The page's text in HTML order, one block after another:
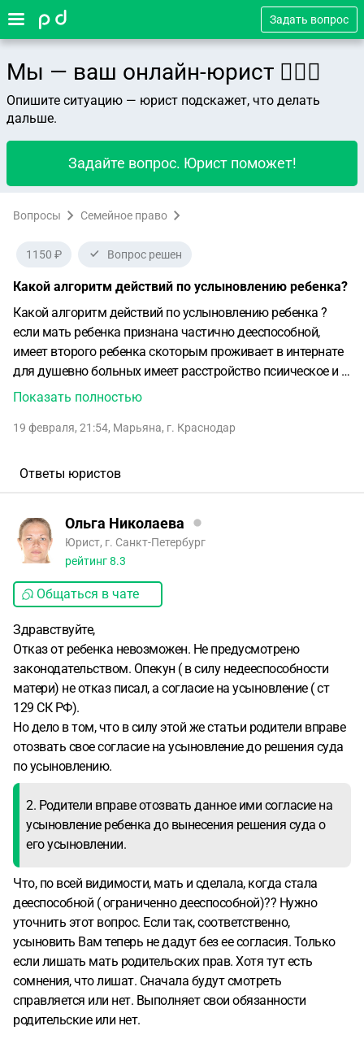
Задать вопрос
Мы — ваш онлайн-юрист 👨🏻‍⚖️
Опишите ситуацию — юрист подскажет, что делать
дальше.
Задайте вопрос. Юрист поможет!
Вопросы Семейное право
1150 ₽ Вопрос решен
Какой алгоритм действий по услыновлению ребенка?
Какой алгоритм действий по услыновлению ребенка ?
если мать ребенка признана частично дееспособной,
имеет второго ребенка скоторым проживает в интернате
для душевно больных имеет расстройство псиическое и 2
гр инвалидности по умстаенной отсталости.При рождении
недееспособна поэтому ее опекун оформил отказ от
живет со вторым ребенком в интернате.На элементы я не
потом она получила частичную дееспособность.Сейчас
моему опекаемому ребенку около 3 лет.Она планирует
получить квартиру как сирота и вернуть ребенка.Ненадо
копировпных с алисы ответов не знаете нет опыта- не
отвечаете!
Показать полностью
19 февраля, 21:54, Марьяна, г. Краснодар
Ответы юристов
Ольга Николаева
Юрист, г. Санкт-Петербург
рейтинг8.3
Общаться в чате
Здравствуйте,
Отказ от ребенка невозможен. Не предусмотрено
законодательством. Опекун ( в силу недееспособности
матери) не отказ писал, а согласие на усыновление ( ст
129 СК РФ).
Но дело в том, что в силу этой же статьи родители вправе
отозвать свое согласие на усыновление до решения суда
по усыновлению.
2. Родители вправе отозвать данное ими согласие на
усыновление ребенка до вынесения решения суда о
его усыновлении.
Что, по всей видимости, мать и сделала, когда стала
дееспособной ( ограниченно дееспособной)?? Нужно
уточнить этот вопрос. Если так, соответственно,
усыновить Вам теперь не дадут без ее согласия. Только
если лишать мать родительских прав. Хотя тут есть
сомнения, что лишат. Сначала будут смотреть
справляется или нет. Выполняет свои обязанности
родительские или нет.